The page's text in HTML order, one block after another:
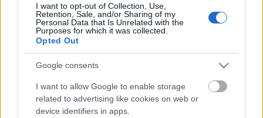
I want to opt-out of Collection, Use,
Retention, Sale, and/or Sharing of my
Personal Data that Is Unrelated with the
Purposes for which it was collected.
Opted Out
Google consents
I want to allow Google to enable storage
related to advertising like cookies on web or
device identifiers in apps.
A csütörtök esti bemutatórólGilliam
kétdimenziós világot akar alkotni egy
Python-animációkhoz. "Azt hozom magammal az
operába, amit a Monty Pythonnal csináltam.
Remélem, viccesnek találják az előadást, pythoni
pillanatok is lesznek benne. Show-t készítünk, nem